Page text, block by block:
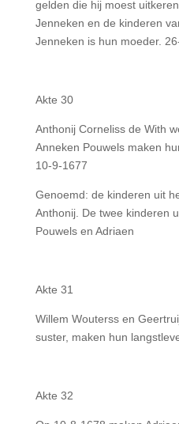
gelden die hij moest
Jenneken en de kinderen
Jenneken is hun moeder.
Akte 30
Anthonij Corneliss de With
Anneken Pouwels maken
10-9-1677
Genoemd: de kinderen uit
Anthonij. De twee kinderen
Pouwels en Adriaen
Akte 31
Willem Wouterss en
suster, maken hun
Akte 32